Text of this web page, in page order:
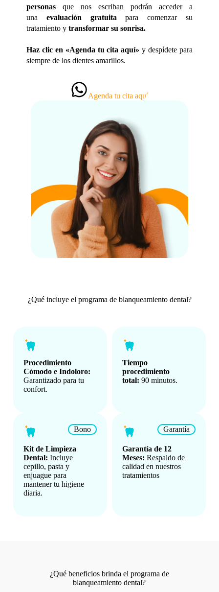
personasque nos escriban podrán acceder a
una evaluación gratuita para comenzar su
tratamiento y transformar su sonrisa.
Haz clic en «Agenda tu cita aquí» y despídete para
siempre de los dientes amarillos.
Agenda tu cita aquí
¿Qué incluye el programa de blanqueamiento dental?
Procedimiento
Cómodo e Indoloro:
Garantizado para tu
confort.
Tiempo
procedimiento
total: 90 minutos.
Bono
Kit de Limpieza
Dental:Incluye
cepillo, pasta y
enjuague para
mantener tu higiene
diaria.
Garantía
Garantía de 12
Meses:Respaldo de
calidad en nuestros
tratamientos
¿Qué beneficios brinda el programa de
blanqueamiento dental?